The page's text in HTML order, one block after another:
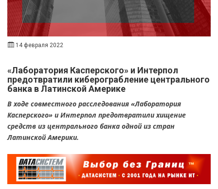
14 февраля 2022
«Лаборатория Касперского» и Интерпол
предотвратили киберограбление центрального
банка в Латинской Америке
В ходе совместного расследования «Лаборатория
Касперского» и Интерпол предотвратили хищение
средств из центрального банка одной из стран
Латинской Америки.